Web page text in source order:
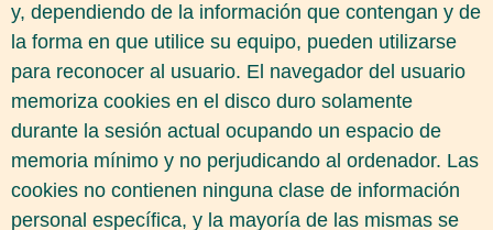
y, dependiendo de la información que contengan y de
la forma en que utilice su equipo, pueden utilizarse
para reconocer al usuario. El navegador del usuario
memoriza cookies en el disco duro solamente
durante la sesión actual ocupando un espacio de
memoria mínimo y no perjudicando al ordenador. Las
cookies no contienen ninguna clase de información
personal específica, y la mayoría de las mismas se